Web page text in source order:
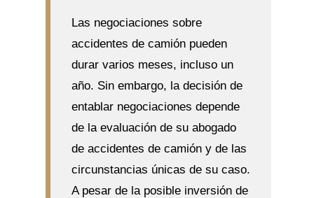
Las negociaciones sobre
accidentes de camión pueden
durar varios meses, incluso un
año. Sin embargo, la decisión de
entablar negociaciones depende
de la evaluación de su abogado
de accidentes de camión y de las
circunstancias únicas de su caso.
A pesar de la posible inversión de